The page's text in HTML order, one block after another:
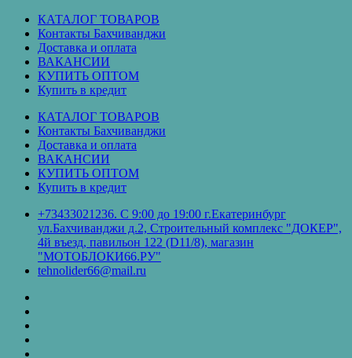
Перейти
содержимому
КАТАЛОГ ТОВАРОВ
Контакты Бахчиванджи
Доставка и оплата
ВАКАНСИИ
КУПИТЬ ОПТОМ
Купить в кредит
КАТАЛОГ ТОВАРОВ
Контакты Бахчиванджи
Доставка и оплата
ВАКАНСИИ
КУПИТЬ ОПТОМ
Купить в кредит
+73433021236. С 9:00 до 19:00 г.Екатеринбург
ул.Бахчиванджи д.2, Строительный комплекс "ДОКЕР",
4й въезд, павильон 122 (D11/8), магазин
"МОТОБЛОКИ66.РУ"
tehnolider66@mail.ru